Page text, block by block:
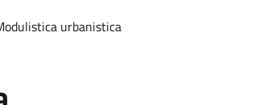
urbanistica